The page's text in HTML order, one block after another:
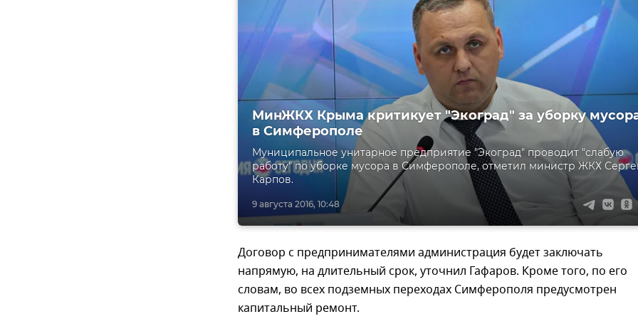
9 августа 2016, 10:48
МинЖКХ Крыма критикует "Экоград" за уборку
в Симферополе
Муниципальное унитарное предприятие "Экоград" проводит "слабую
работу" по уборке мусора в Симферополе, отметил министр ЖКХ
Карпов.
Договор с предпринимателями администрация будет заключать
напрямую, на длительный срок, уточнил Гафаров. Кроме того, по его
словам, во всех подземных переходах Симферополя предусмотрен
капитальный ремонт.